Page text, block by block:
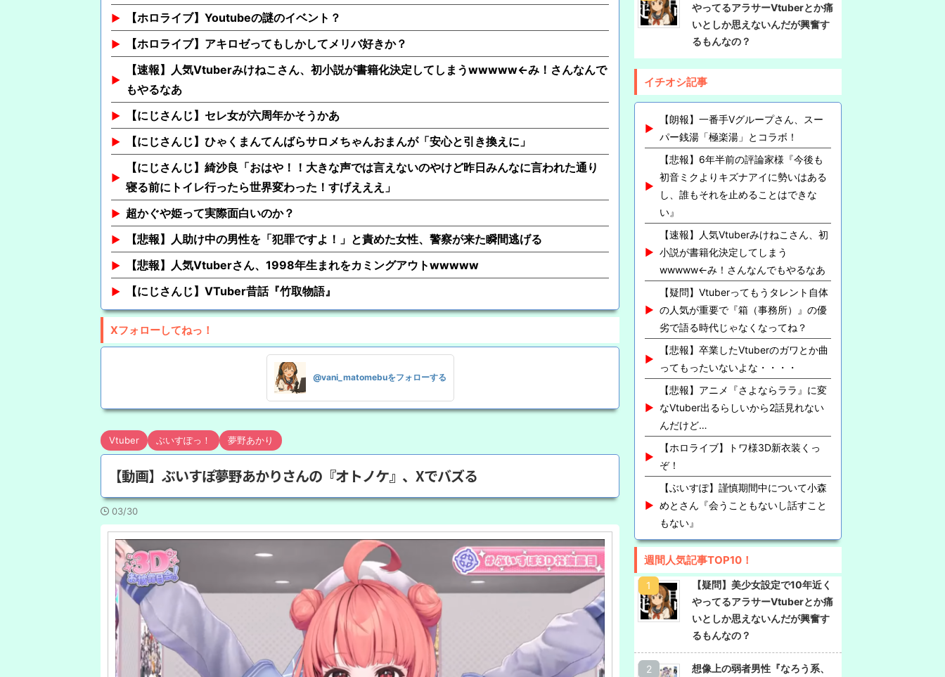
【ホロライブ】Youtubeの謎のイベント？
【ホロライブ】アキロゼってもしかしてメリバ好きか？
【速報】人気Vtuberみけねこさん、初小説が書籍化決定してしまうwwwww←み！さんなんで
もやるなあ
【にじさんじ】セレ女が六周年かそうかあ
【にじさんじ】ひゃくまんてんばらサロメちゃんおまんが「安心と引き換えに」
【にじさんじ】綺沙良「おはや！！大きな声では言えないのやけど昨日みんなに言われた通り
寝る前にトイレ行ったら世界変わった！すげえええ」
超かぐや姫って実際面白いのか？
【悲報】人助け中の男性を「犯罪ですよ！」と責めた女性、警察が来た瞬間逃げる
【悲報】人気Vtuberさん、1998年生まれをカミングアウトwwwww
【にじさんじ】VTuber昔話『竹取物語』
Xフォローしてねっ！
@vani_matomebuをフォローする
Vtuber ぶいすぽっ！ 夢野あかり
【動画】ぶいすぽ夢野あかりさんの『オトノケ』、Xでバズる
03/30
やってるアラサーVtuberとか痛
いとしか思えないんだが興奮す
るもんなの？
イチオシ記事
【朗報】一番手Vグループさん、スー
パー銭湯「極楽湯」とコラボ！
【悲報】6年半前の評論家様『今後も
初音ミクよりキズナアイに勢いはある
し、誰もそれを止めることはできな
い』
【速報】人気Vtuberみけねこさん、初
小説が書籍化決定してしまう
wwwww←み！さんなんでもやるなあ
【疑問】Vtuberってもうタレント自体
の人気が重要で『箱（事務所）』の優
劣で語る時代じゃなくなってね？
【悲報】卒業したVtuberのガワとか曲
ってもったいないよな・・・・
【悲報】アニメ『さよならララ』に変
なVtuber出るらしいから2話見れない
んだけど…
【ホロライブ】トワ様3D新衣装くっ
ぞ！
【ぶいすぽ】謹慎期間中について小森
めとさん『会うこともないし話すこと
もない』
週間人気記事TOP10！
【疑問】美少女設定で10年近く
やってるアラサーVtuberとか痛
いとしか思えないんだが興奮す
るもんなの？
想像上の弱者男性『なろう系、